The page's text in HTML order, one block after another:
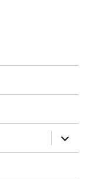
Zobrazit
položky